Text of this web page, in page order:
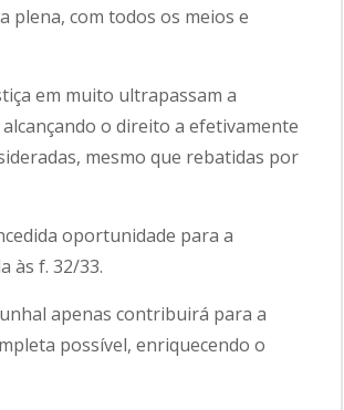
plena, com todos os meios e
em muito ultrapassam a
o direito a efetivamente
mesmo que rebatidas por
oportunidade para a
às f. 32/33.
apenas contribuirá para a
possível, enriquecendo o